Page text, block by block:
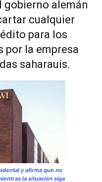
gobierno alemán
cualquier
para los
por la empresa
saharauis.
y afirma que no
la situación siga